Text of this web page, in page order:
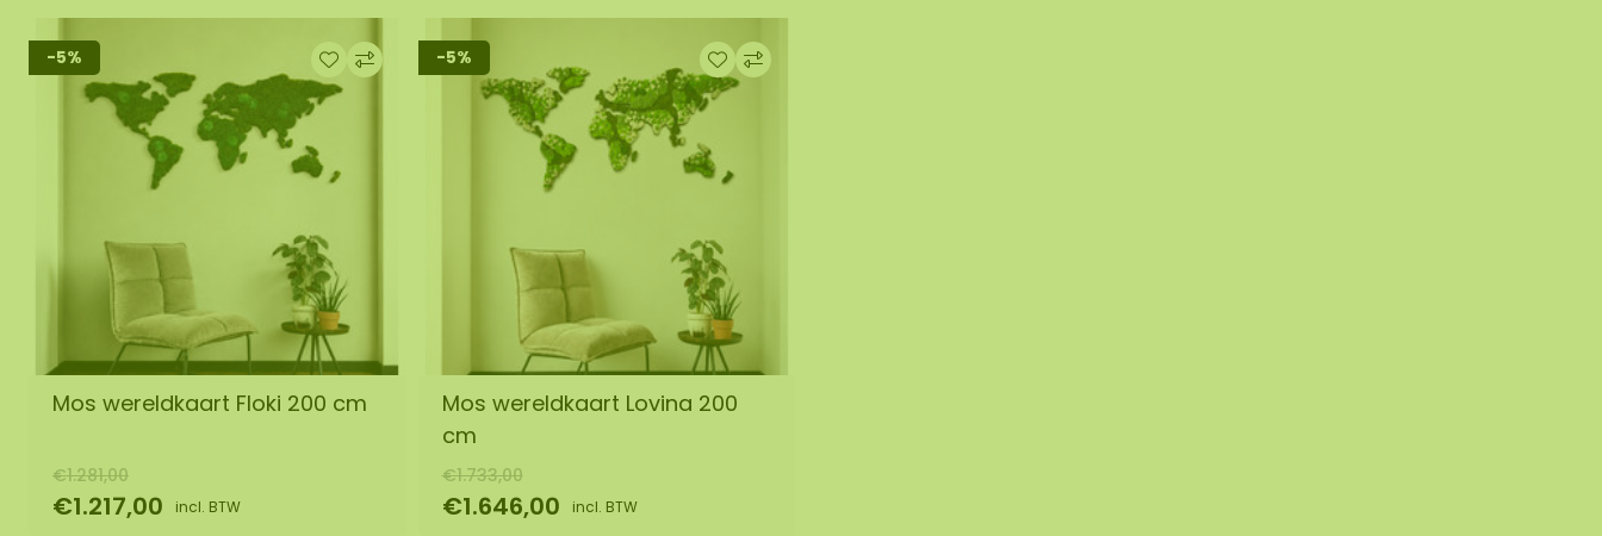
-5%
Mos wereldkaart Floki 200 cm
€1.281,00
€1.217,00 incl. BTW
-5%
Mos wereldkaart Lovina 200
cm
€1.733,00
€1.646,00 incl. BTW